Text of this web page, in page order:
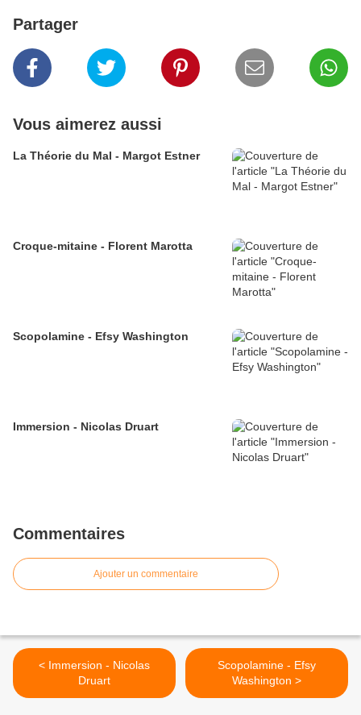
Partager
Vous aimerez aussi
La Théorie du Mal - Margot Estner
Croque-mitaine - Florent Marotta
Scopolamine - Efsy Washington
Immersion - Nicolas Druart
Commentaires
Ajouter un commentaire
< Immersion - Nicolas
Druart
Scopolamine - Efsy
Washington >